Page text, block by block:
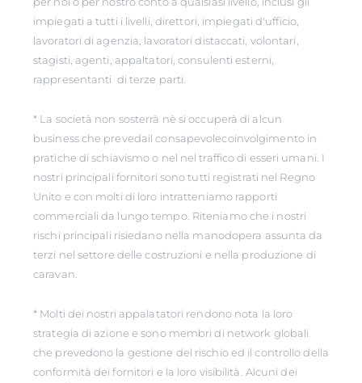
impiegati a tutti i livelli, direttori, impiegati d'ufficio,
lavoratori di agenzia, lavoratori distaccati, volontari,
stagisti, agenti, appaltatori, consulenti esterni,
rappresentanti di terze parti.
* La società non sosterrà nè si occuperà di alcun
business che prevedail consapevolecoinvolgimento in
pratiche di schiavismo o nel nel traffico di esseri umani. I
nostri principali fornitori sono tutti registrati nel Regno
Unito e con molti di loro intratteniamo rapporti
commerciali da lungo tempo. Riteniamo che i nostri
rischi principali risiedano nella manodopera assunta da
terzi nel settore delle costruzioni e nella produzione di
caravan.
* Molti dei nostri appalatatori rendono nota la loro
strategia di azione e sono membri di network globali
che prevedono la gestione del rischio ed il controllo della
conformità dei fornitori e la loro visibilità. Alcuni dei